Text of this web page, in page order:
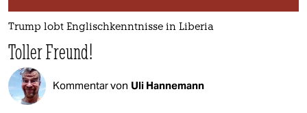
Trump lobt Englischkenntnisse in Liberia
Toller Freund!
Kommentar von Uli Hannemann